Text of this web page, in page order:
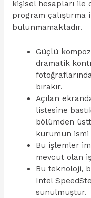
kişisel hesapları ile
program çalıştırma
bulunmamaktadır.
Güçlü
dramatik
bırakır.
Açılan
listesine
bölümden
kurumun ismi
Bu işlemler
mevcut olan
Bu teknoloji,
Intel
sunulmuştur.